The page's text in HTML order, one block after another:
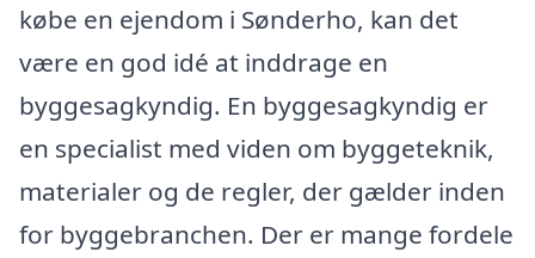
købe en ejendom i Sønderho, kan det
være en god idé at inddrage en
byggesagkyndig. En byggesagkyndig er
en specialist med viden om byggeteknik,
materialer og de regler, der gælder inden
for byggebranchen. Der er mange fordele